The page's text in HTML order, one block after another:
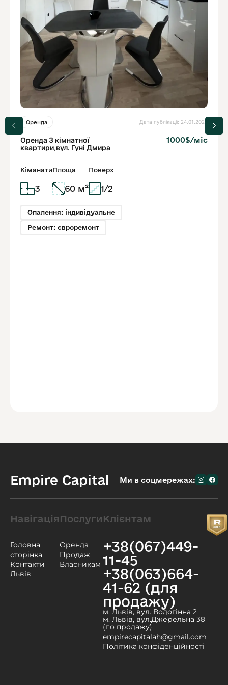
Оренда Дата публікації: 24.01.2023
Оренда 3 кімнатної
квартири,вул. Гуні Дмира
1000$/міс
Кіманати
3
Площа
60 м²
Поверх
1/2
Опалення: індивідуальне
Ремонт: євроремонт
Empire Capital Ми в соцмережах:
Навігація
Головна
сторінка
Контакти
Львів
Послуги
Оренда
Продаж
Власникам
Клієнтам
+38(067)449-
11-45
+38(063)664-
41-62 (для
продажу)
м. Львів, вул. Водогінна 2
м. Львів, вул.Джерельна 38
(по продажу)
empirecapitalah@gmail.com
Політика конфіденційності